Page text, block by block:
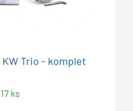
KW Trio - komplet
ks